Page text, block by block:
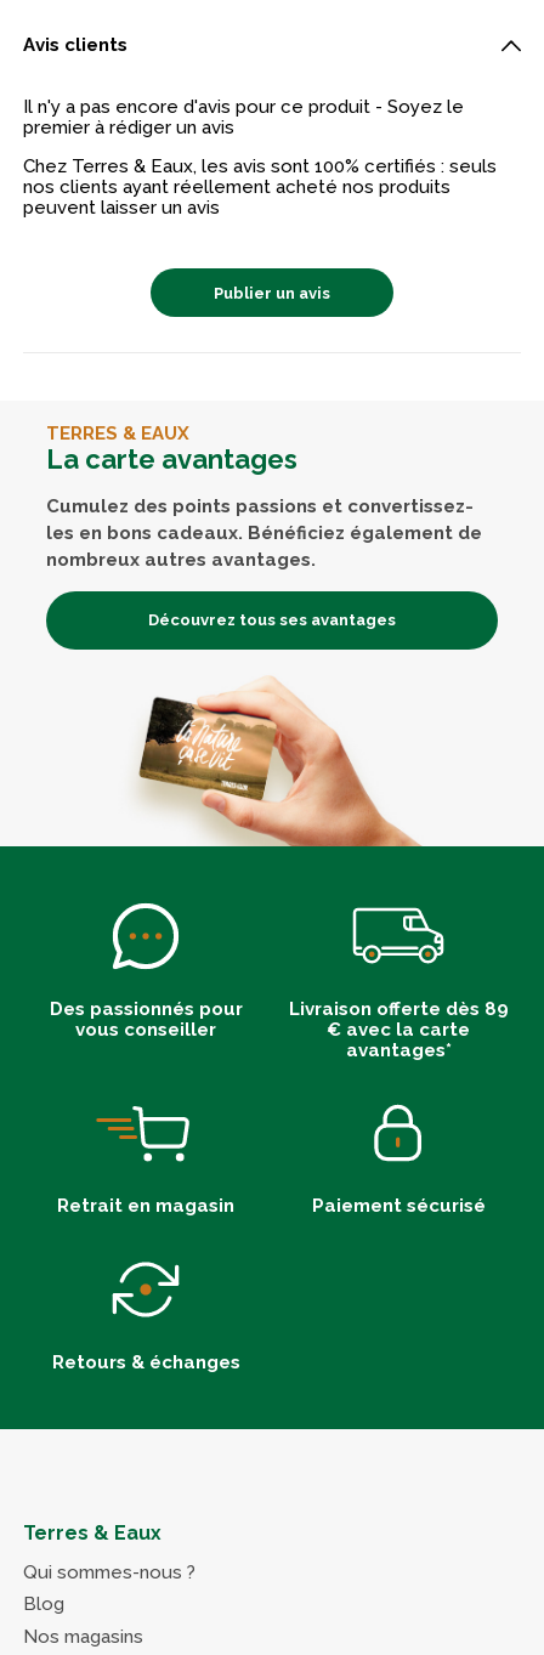
Avis clients
Il n'y a pas encore d'avis pour ce produit - Soyez le
premier à rédiger un avis
Chez Terres & Eaux, les avis sont 100% certifiés : seuls
nos clients ayant réellement acheté nos produits
peuvent laisser un avis
Publier un avis
TERRES & EAUX
La carte avantages
Cumulez des points passions et convertissez-
les en bons cadeaux. Bénéficiez également de
nombreux autres avantages.
Découvrez tous ses avantages
Des passionnés pour
vous conseiller
Livraison offerte dès 89
€ avec la carte
avantages*
Retrait en magasin Paiement sécurisé
Retours & échanges
Terres & Eaux
Qui sommes-nous ?
Blog
Nos magasins